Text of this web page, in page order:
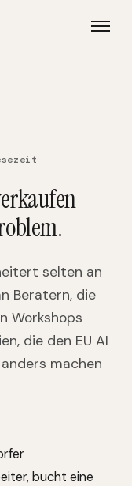
selten an
Beratern, die
Workshops
die den EU AI
machen
bucht eine